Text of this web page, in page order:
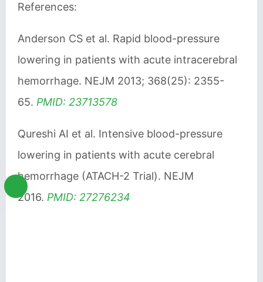
References:
Anderson CS et al. Rapid blood-pressure
lowering in patients with acute intracerebral
hemorrhage. NEJM 2013; 368(25): 2355-
65. PMID: 23713578
Qureshi AI et al. Intensive blood-pressure
lowering in patients with acute cerebral
hemorrhage (ATACH-2 Trial). NEJM
2016. PMID: 27276234